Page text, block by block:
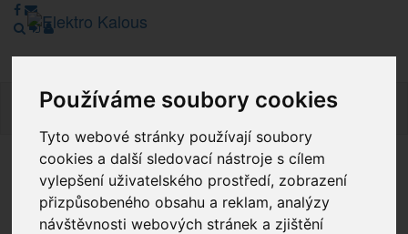
Používáme soubory cookies
Tyto webové stránky používají soubory
cookies a další sledovací nástroje s cílem
vylepšení uživatelského prostředí, zobrazení
přizpůsobeného obsahu a reklam, analýzy
návštěvnosti webových stránek a zjištění
Vážení zákazníci, v tuto chvíli je Náš internetový obchod v
režimu Katalogu. Objednávky on-line nyní nelze vyřídit.
Děkujeme za pochopení.